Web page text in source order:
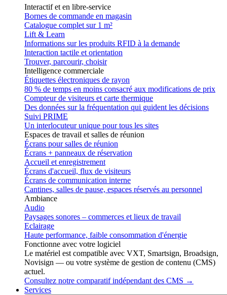
Interactif et en libre-service
Bornes de commande en magasin
Catalogue complet sur 1 m²
Lift & Learn
Informations sur les produits RFID à la demande
Interaction tactile et orientation
Trouver, parcourir, choisir
Intelligence commerciale
Étiquettes électroniques de rayon
80 % de temps en moins consacré aux modifications de prix
Compteur de visiteurs et carte thermique
Des données sur la fréquentation qui guident les décisions
Suivi PRIME
Un interlocuteur unique pour tous les sites
Espaces de travail et salles de réunion
Écrans pour salles de réunion
Écrans + panneaux de réservation
Accueil et enregistrement
Écrans d'accueil, flux de visiteurs
Écrans de communication interne
Cantines, salles de pause, espaces réservés au personnel
Ambiance
Audio
Paysages sonores – commerces et lieux de travail
Eclairage
Haute performance, faible consommation d'énergie
Fonctionne avec votre logiciel
Le matériel est compatible avec VXT, Smartsign, Broadsign,
Novisign — ou votre système de gestion de contenu (CMS)
actuel.
Consultez notre comparatif indépendant des CMS →
Services